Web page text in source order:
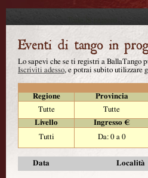
Lo sapevi che se ti registri a BallaTango
Iscriviti adesso, e potrai subito utilizzare
Regione
Provincia
Tutte
Tutte
Livello
Ingresso €
Tutti
Da: 0 a 0
Data Località